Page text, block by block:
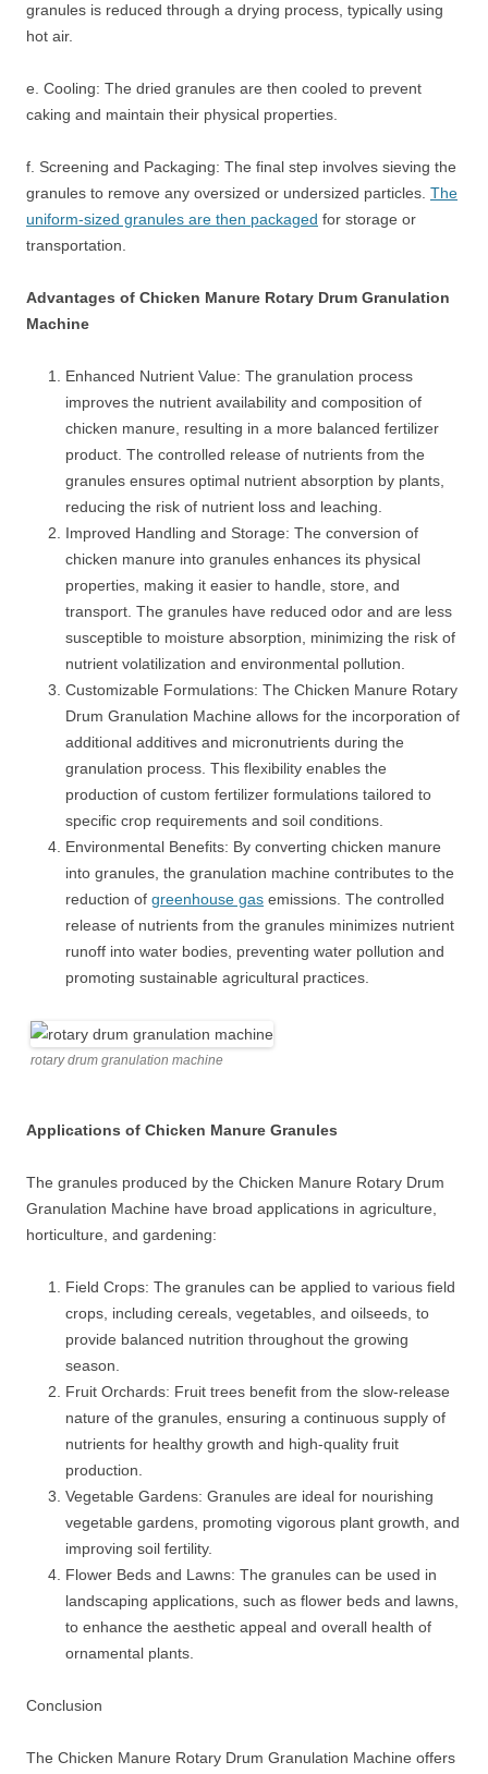
granules is reduced through a drying process, typically using
hot air.
e. Cooling: The dried granules are then cooled to prevent
caking and maintain their physical properties.
f. Screening and Packaging: The final step involves sieving the
granules to remove any oversized or undersized particles. The
uniform-sized granules are then packaged for storage or
transportation.
Advantages of Chicken Manure Rotary Drum Granulation
Machine
Enhanced Nutrient Value: The granulation process
improves the nutrient availability and composition of
chicken manure, resulting in a more balanced fertilizer
product. The controlled release of nutrients from the
granules ensures optimal nutrient absorption by plants,
reducing the risk of nutrient loss and leaching.
Improved Handling and Storage: The conversion of
chicken manure into granules enhances its physical
properties, making it easier to handle, store, and
transport. The granules have reduced odor and are less
susceptible to moisture absorption, minimizing the risk of
nutrient volatilization and environmental pollution.
Customizable Formulations: The Chicken Manure Rotary
Drum Granulation Machine allows for the incorporation of
additional additives and micronutrients during the
granulation process. This flexibility enables the
production of custom fertilizer formulations tailored to
specific crop requirements and soil conditions.
Environmental Benefits: By converting chicken manure
into granules, the granulation machine contributes to the
reduction of greenhouse gas emissions. The controlled
release of nutrients from the granules minimizes nutrient
runoff into water bodies, preventing water pollution and
promoting sustainable agricultural practices.
rotary drum granulation machine
Applications of Chicken Manure Granules
The granules produced by the Chicken Manure Rotary Drum
Granulation Machine have broad applications in agriculture,
horticulture, and gardening:
Field Crops: The granules can be applied to various field
crops, including cereals, vegetables, and oilseeds, to
provide balanced nutrition throughout the growing
season.
Fruit Orchards: Fruit trees benefit from the slow-release
nature of the granules, ensuring a continuous supply of
nutrients for healthy growth and high-quality fruit
production.
Vegetable Gardens: Granules are ideal for nourishing
vegetable gardens, promoting vigorous plant growth, and
improving soil fertility.
Flower Beds and Lawns: The granules can be used in
landscaping applications, such as flower beds and lawns,
to enhance the aesthetic appeal and overall health of
ornamental plants.
Conclusion
The Chicken Manure Rotary Drum Granulation Machine offers